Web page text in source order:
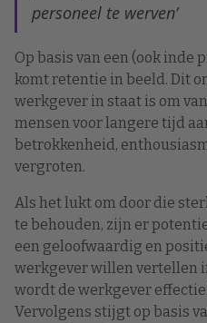
personeel te werven’
Op basis van een (ook
komt retentie in beeld. Dit
werkgever in staat is om
mensen voor langere tijd
betrokkenheid,
vergroten.
Als het lukt om door die
te behouden, zijn er
een geloofwaardig en
werkgever willen vertellen
wordt de werkgever
Vervolgens stijgt op basis